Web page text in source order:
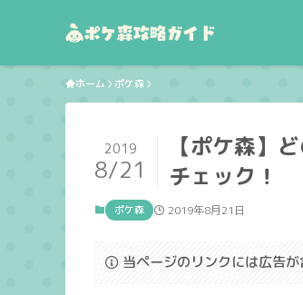
ホーム ポケ森
【ポケ森】
チェック！
2019
8/21
ポケ森 2019年8月21日
当ページのリンクには広告が